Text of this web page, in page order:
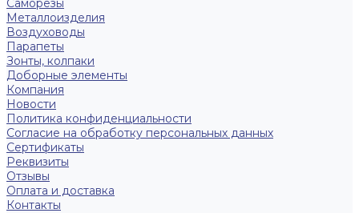
Саморезы
Металлоизделия
Воздуховоды
Парапеты
Зонты, колпаки
Доборные элементы
Компания
Новости
Политика конфиденциальности
Согласие на обработку персональных данных
Сертификаты
Реквизиты
Отзывы
Оплата и доставка
Контакты